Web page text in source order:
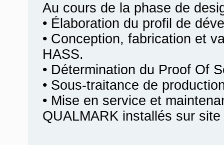
Au cours de la phase de
• Élaboration du profil de
• Conception, fabrication et
HASS.
• Détermination du Proof Of
• Sous-traitance de
• Mise en service et
QUALMARK installés sur